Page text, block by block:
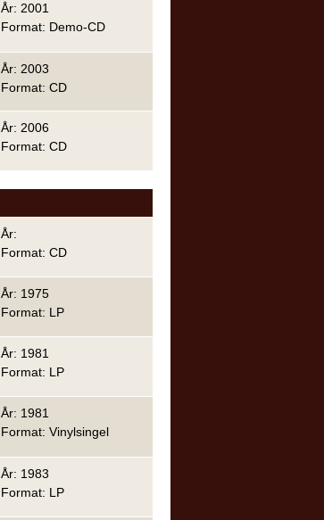
År: 2001
Format: Demo-CD
År: 2003
Format: CD
År: 2006
Format: CD
År:
Format: CD
År: 1975
Format: LP
År: 1981
Format: LP
År: 1981
Format: Vinylsingel
År: 1983
Format: LP